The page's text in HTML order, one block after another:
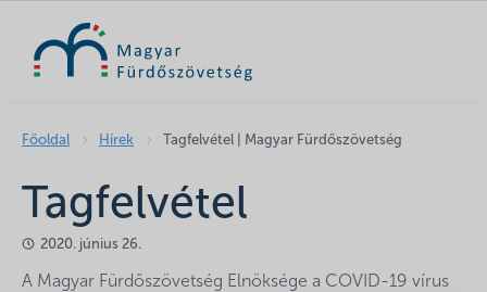
Főoldal Hírek Tagfelvétel | Magyar Fürdőszövetség
Tagfelvétel
2020. június 26.
A Magyar Fürdőszövetség Elnöksége a COVID-19 vírus